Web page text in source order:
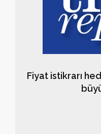
Fiyat istikrarı